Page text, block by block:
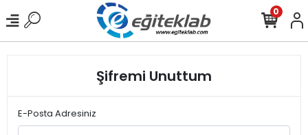
0
Şifremi Unuttum
E-Posta Adresiniz